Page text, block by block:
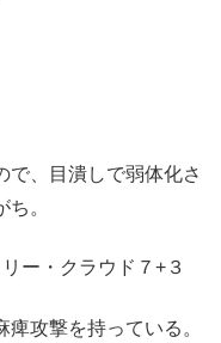
で、目潰しで弱体化さ
。
ー・クラウド７+３
攻撃を持っている。